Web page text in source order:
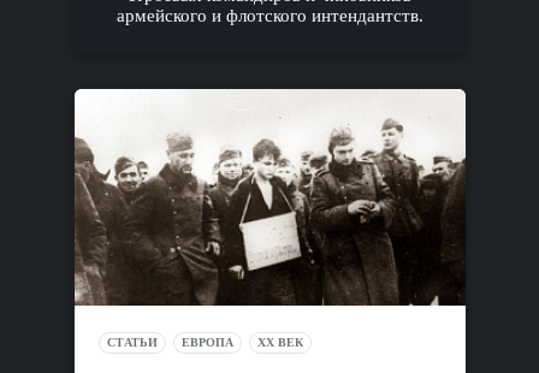
армейского и флотского интендантств.
СТАТЬИ ЕВРОПА XX ВЕК